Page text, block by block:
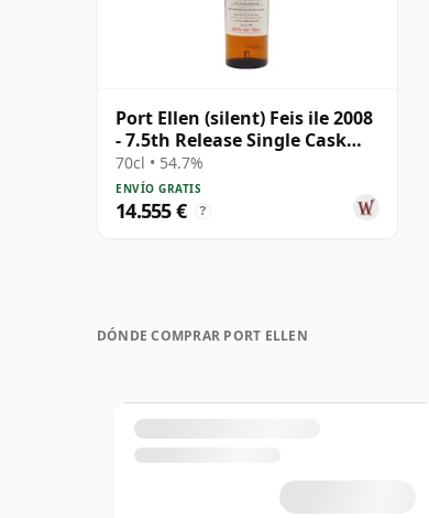
Port Ellen (silent) Feis ile 2008
- 7.5th Release Single Cask
1981 27 años
70cl • 54.7%
ENVÍO GRATIS
14.555 € ?
DÓNDE COMPRAR PORT ELLEN